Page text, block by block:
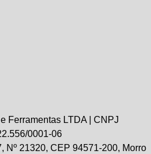
Ferramentas LTDA | CNPJ
0001-06
Nº 21320, CEP 94571-200, Morro